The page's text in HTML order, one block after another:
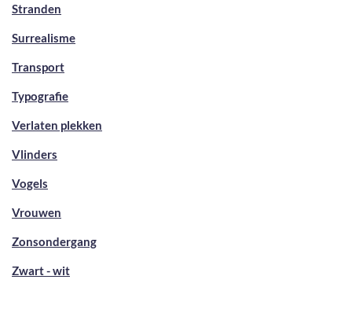
Stranden
Surrealisme
Transport
Typografie
Verlaten plekken
Vlinders
Vogels
Vrouwen
Zonsondergang
Zwart - wit